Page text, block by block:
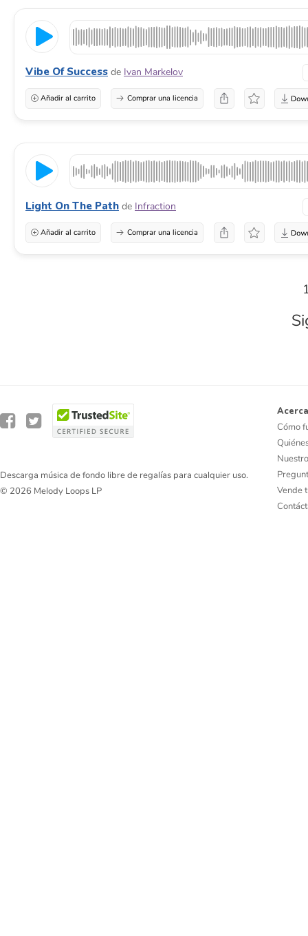
Vibe Of Success de Ivan Markelov
Añadir al carrito Comprar una licencia
Light On The Path de Infraction
Añadir al carrito Comprar una licencia
Descarga música de fondo libre de regalías para cualquier uso.
© 2026 Melody Loops LP
Cómo
Vende